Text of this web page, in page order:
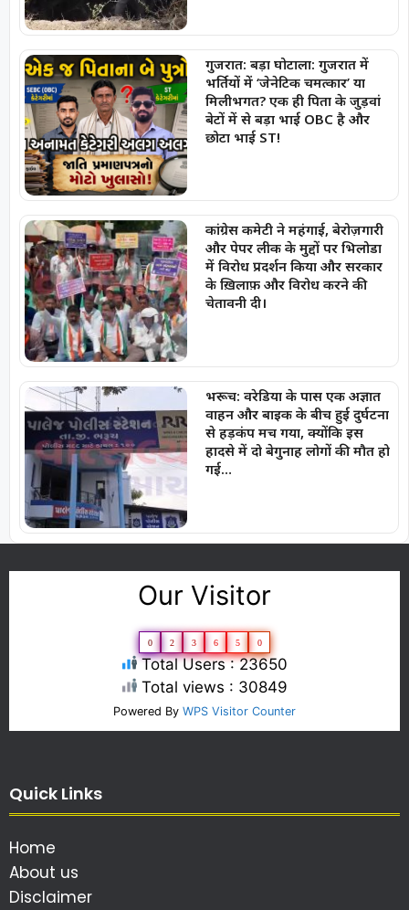
गुजरात: बड़ा घोटाला: गुजरात में
भर्तियों में ‘जेनेटिक चमत्कार’ या
मिलीभगत? एक ही पिता के जुड़वां
बेटों में से बड़ा भाई OBC है और
छोटा भाई ST!
कांग्रेस कमेटी ने महंगाई, बेरोज़गारी
और पेपर लीक के मुद्दों पर भिलोडा
में विरोध प्रदर्शन किया और सरकार
के ख़िलाफ़ और विरोध करने की
चेतावनी दी।
भरूच: वरेडिया के पास एक अज्ञात
वाहन और बाइक के बीच हुई दुर्घटना
से हड़कंप मच गया, क्योंकि इस
हादसे में दो बेगुनाह लोगों की मौत हो
गई…
Our Visitor
0 2 3 6 5 0
Total Users : 23650
Total views : 30849
Powered By WPS Visitor Counter
Quick Links
Home
About us
Disclaimer